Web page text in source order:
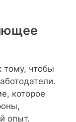
тому, чтобы
которое
опыт.